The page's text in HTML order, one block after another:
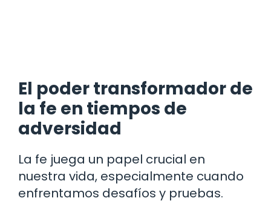
El poder transformador de
la fe en tiempos de
adversidad
La fe juega un papel crucial en
nuestra vida, especialmente cuando
enfrentamos desafíos y pruebas.